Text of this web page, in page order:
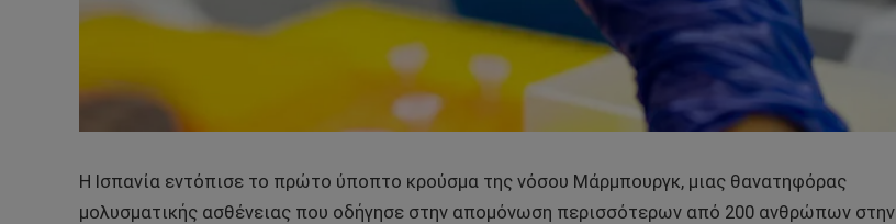
Η Ισπανία εντόπισε το πρώτο ύποπτο κρούσμα της νόσου Μάρμπουργκ, μιας θανατηφόρας
μολυσματικής ασθένειας που οδήγησε στην απομόνωση περισσότερων από 200 ανθρώπων στην